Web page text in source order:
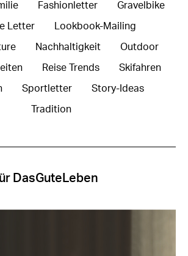
Fashionletter Gravelbike
Letter Lookbook-Mailing
Nachhaltigkeit Outdoor
Reise Trends Skifahren
Sportletter Story-Ideas
Tradition
DasGuteLeben